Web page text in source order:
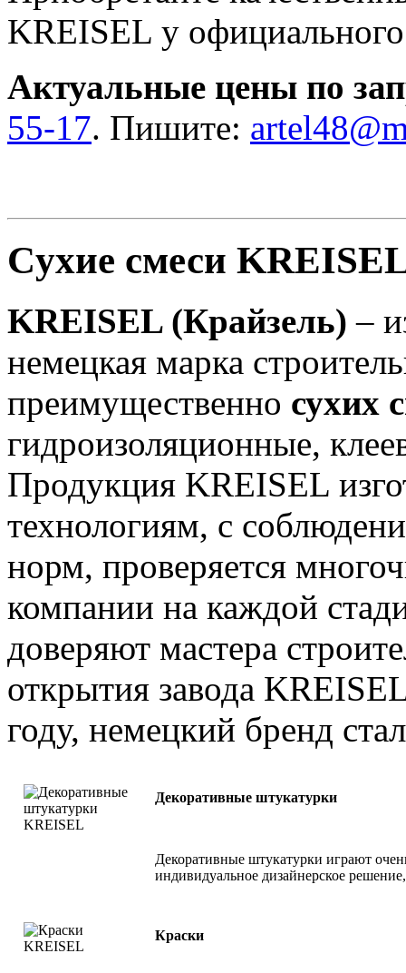
KREISEL у
Актуальные цены по
55-17. Пишите:
Cухие смеси
KREISEL (Крайзель) –
немецкая марка
преимущественно сухих
гидроизоляционные,
Продукция KREISEL
технологиям, с
норм, проверяется
компании на каждой
доверяют мастера
открытия завода
году, немецкий бренд
Декоративные штукатурки
Декоративные штукатурки играют
индивидуальное дизайнерское
Краски